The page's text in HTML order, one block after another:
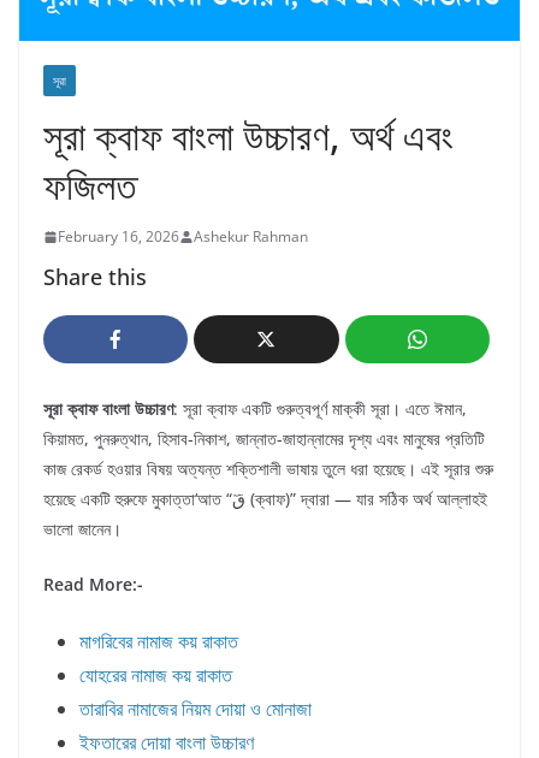
সূরা
সূরা ক্বাফ বাংলা উচ্চারণ, অর্থ এবং
ফজিলত
February 16, 2026 Ashekur Rahman
Share this
সূরা ক্বাফ বাংলা উচ্চারণ: সূরা ক্বাফ একটি গুরুত্বপূর্ণ মাক্কী সূরা। এতে ঈমান,
কিয়ামত, পুনরুত্থান, হিসাব-নিকাশ, জান্নাত-জাহান্নামের দৃশ্য এবং মানুষের প্রতিটি
কাজ রেকর্ড হওয়ার বিষয় অত্যন্ত শক্তিশালী ভাষায় তুলে ধরা হয়েছে। এই সূরার শুরু
হয়েছে একটি হুরুফে মুকাত্তা‘আত “قٓ (ক্বাফ)” দ্বারা — যার সঠিক অর্থ আল্লাহই
ভালো জানেন।
Read More:-
মাগরিবের নামাজ কয় রাকাত
যোহরের নামাজ কয় রাকাত
তারাবির নামাজের নিয়ম দোয়া ও মোনাজা
ইফতারের দোয়া বাংলা উচ্চারণ